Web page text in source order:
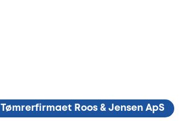
Tømrerfirmaet Roos & Jensen ApS